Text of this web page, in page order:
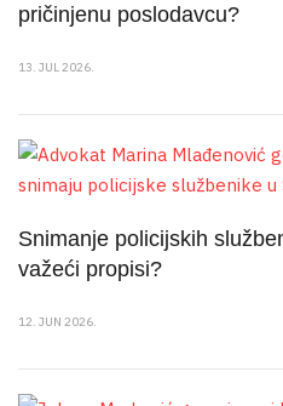
pričinjenu poslodavcu?
13. JUL 2026.
Snimanje policijskih
važeći propisi?
12. JUN 2026.